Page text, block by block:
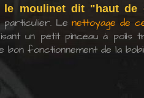
le moulinet dit "haut de
particulier. Lenettoyage de
un petit pinceau à
bon fonctionnement de la